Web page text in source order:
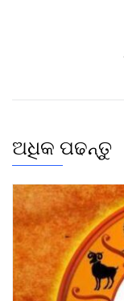
ଅଧିକ ପଢନ୍ତୁ